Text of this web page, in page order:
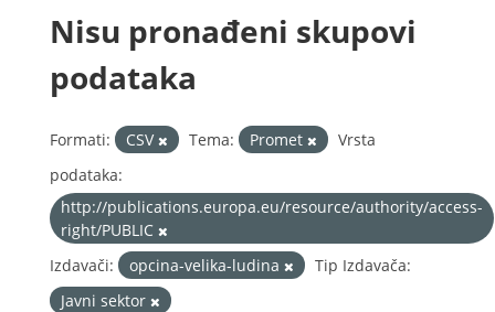
Nisu pronađeni skupovi
podataka
Formati: CSV Tema: Promet
Vrsta
podataka:
http://publications.europa.eu/resource/authority/access-
right/PUBLIC
Izdavači:
opcina-velika-ludina
Tip Izdavača:
Javni sektor